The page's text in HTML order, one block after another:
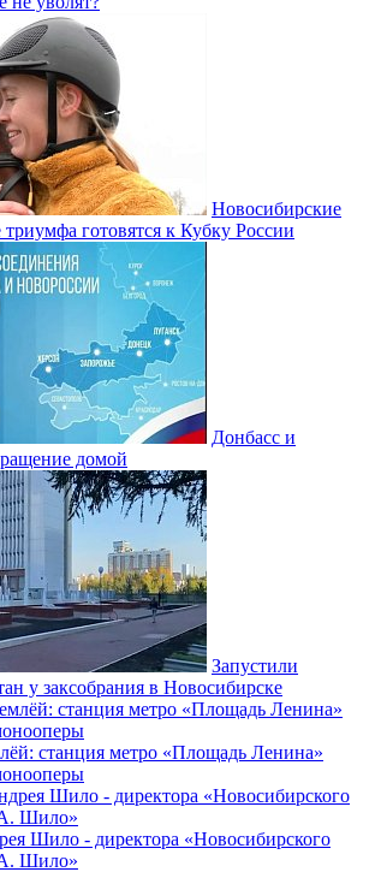
Новосибирские
готовятся к Кубку России
Донбасс и
домой
Запустили
у заксобрания в Новосибирске
станция метро «Площадь Ленина»
Шило - директора «Новосибирского
Шило»